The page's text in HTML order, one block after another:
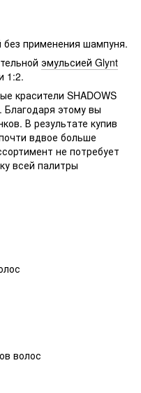
применения шампуня.
эмульсией Glynt
1:2.
красители SHADOWS
этому вы
В результате купив
вдвое больше
не потребует
всей палитры
волос